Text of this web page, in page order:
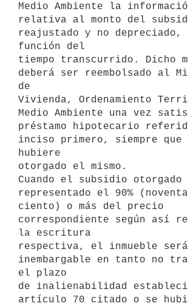
Medio Ambiente la
relativa al monto del
reajustado y no depreciado,
función del
tiempo transcurrido. Dicho
deberá ser reembolsado al
de
Vivienda, Ordenamiento
Medio Ambiente una vez
préstamo hipotecario
inciso primero, siempre que
hubiere
otorgado el mismo.
Cuando el subsidio otorgado
representado el 90%
ciento) o más del precio
correspondiente según así
la escritura
respectiva, el inmueble será
inembargable en tanto no
el plazo
de inalienabilidad
artículo 70 citado o se